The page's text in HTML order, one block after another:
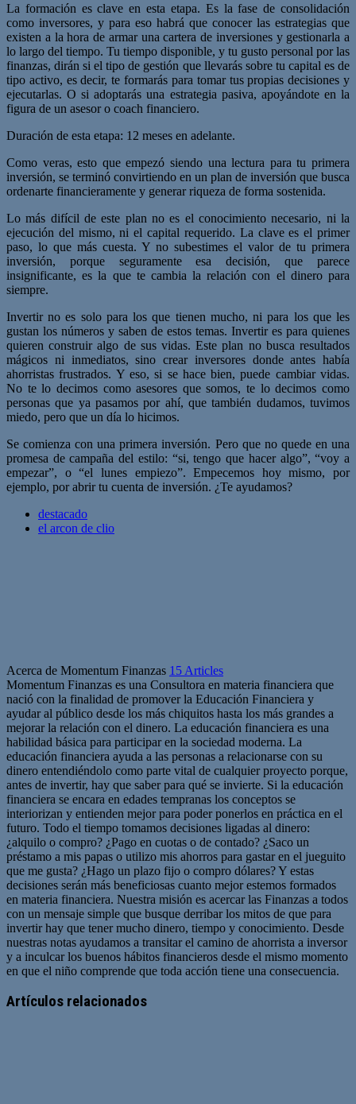
La formación es clave en esta etapa. Es la fase de consolidación
como inversores, y para eso habrá que conocer las estrategias que
existen a la hora de armar una cartera de inversiones y gestionarla a
lo largo del tiempo. Tu tiempo disponible, y tu gusto personal por las
finanzas, dirán si el tipo de gestión que llevarás sobre tu capital es de
tipo activo, es decir, te formarás para tomar tus propias decisiones y
ejecutarlas. O si adoptarás una estrategia pasiva, apoyándote en la
figura de un asesor o coach financiero.
Duración de esta etapa: 12 meses en adelante.
Como veras, esto que empezó siendo una lectura para tu primera
inversión, se terminó convirtiendo en un plan de inversión que busca
ordenarte financieramente y generar riqueza de forma sostenida.
Lo más difícil de este plan no es el conocimiento necesario, ni la
ejecución del mismo, ni el capital requerido. La clave es el primer
paso, lo que más cuesta. Y no subestimes el valor de tu primera
inversión, porque seguramente esa decisión, que parece
insignificante, es la que te cambia la relación con el dinero para
siempre.
Invertir no es solo para los que tienen mucho, ni para los que les
gustan los números y saben de estos temas. Invertir es para quienes
quieren construir algo de sus vidas. Este plan no busca resultados
mágicos ni inmediatos, sino crear inversores donde antes había
ahorristas frustrados. Y eso, si se hace bien, puede cambiar vidas.
No te lo decimos como asesores que somos, te lo decimos como
personas que ya pasamos por ahí, que también dudamos, tuvimos
miedo, pero que un día lo hicimos.
Se comienza con una primera inversión. Pero que no quede en una
promesa de campaña del estilo: “si, tengo que hacer algo”, “voy a
empezar”, o “el lunes empiezo”. Empecemos hoy mismo, por
ejemplo, por abrir tu cuenta de inversión. ¿Te ayudamos?
destacado
el arcon de clio
Acerca de Momentum Finanzas 15 Articles
Momentum Finanzas es una Consultora en materia financiera que
nació con la finalidad de promover la Educación Financiera y
ayudar al público desde los más chiquitos hasta los más grandes a
mejorar la relación con el dinero. La educación financiera es una
habilidad básica para participar en la sociedad moderna. La
educación financiera ayuda a las personas a relacionarse con su
dinero entendiéndolo como parte vital de cualquier proyecto porque,
antes de invertir, hay que saber para qué se invierte. Si la educación
financiera se encara en edades tempranas los conceptos se
interiorizan y entienden mejor para poder ponerlos en práctica en el
futuro. Todo el tiempo tomamos decisiones ligadas al dinero:
¿alquilo o compro? ¿Pago en cuotas o de contado? ¿Saco un
préstamo a mis papas o utilizo mis ahorros para gastar en el jueguito
que me gusta? ¿Hago un plazo fijo o compro dólares? Y estas
decisiones serán más beneficiosas cuanto mejor estemos formados
en materia financiera. Nuestra misión es acercar las Finanzas a todos
con un mensaje simple que busque derribar los mitos de que para
invertir hay que tener mucho dinero, tiempo y conocimiento. Desde
nuestras notas ayudamos a transitar el camino de ahorrista a inversor
y a inculcar los buenos hábitos financieros desde el mismo momento
en que el niño comprende que toda acción tiene una consecuencia.
Artículos relacionados